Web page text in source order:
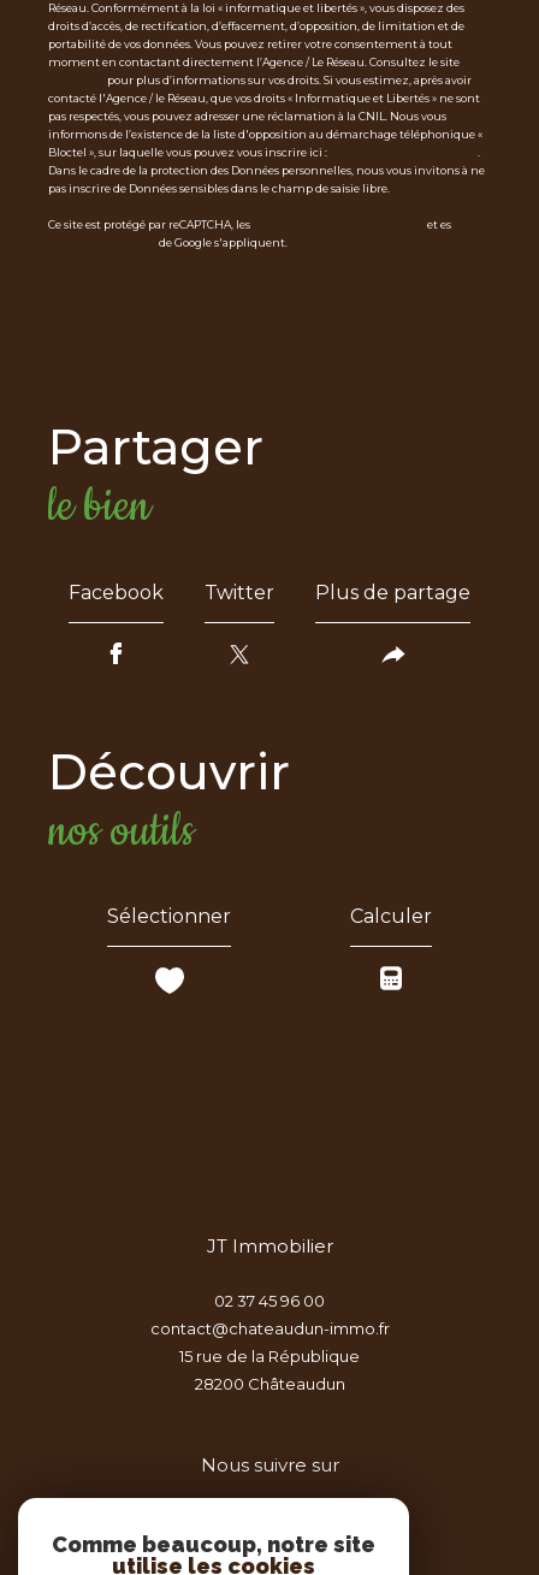
Réseau. Conformément à la loi « informatique et libertés », vous disposez des
droits d’accès, de rectification, d’effacement, d’opposition, de limitation et de
portabilité de vos données. Vous pouvez retirer votre consentement à tout
moment en contactant directement l’Agence / Le Réseau. Consultez le site
pour plus d’informations sur vos droits. Si vous estimez, après avoir
contacté l'Agence / le Réseau, que vos droits « Informatique et Libertés » ne sont
pas respectés, vous pouvez adresser une réclamation à la CNIL. Nous vous
informons de l’existence de la liste d'opposition au démarchage téléphonique «
Bloctel », sur laquelle vous pouvez vous inscrire ici :
Dans le cadre de la protection des Données personnelles, nous vous invitons à ne
pas inscrire de Données sensibles dans le champ de saisie libre.
Ce site est protégé par reCAPTCHA, les et es
de Google s'appliquent.
partager
le bien
Facebook Twitter Plus de partage
découvrir
nos outils
Sélectionner Calculer
JT Immobilier
02 37 45 96 00
contact@chateaudun-immo.fr
15 rue de la République
28200
châteaudun
Nous suivre sur
Comme beaucoup, notre site
utilise les cookies